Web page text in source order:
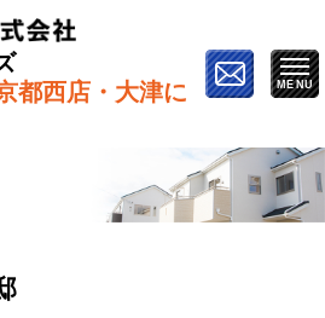
都西店・大津に
福知山市 O様邸